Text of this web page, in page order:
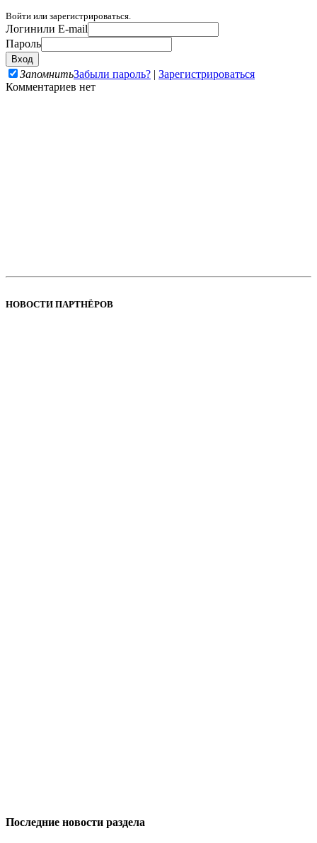
Войти или зарегистрироваться.
Логинили E-mail
Пароль
ЗапомнитьЗабыли пароль? | Зарегистрироваться
Комментариев нет
НОВОСТИ ПАРТНЁРОВ
Последние новости раздела